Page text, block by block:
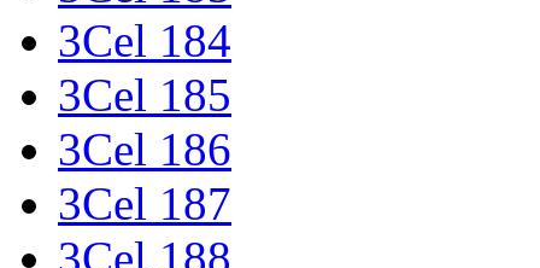
3Cel 184
3Cel 185
3Cel 186
3Cel 187
3Cel 188